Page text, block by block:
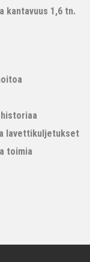
kantavuus 1,6 tn.
lavettikuljetukset
toimia